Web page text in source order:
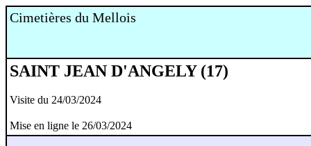
Cimetières du Mellois
SAINT JEAN D'ANGELY (17)
Visite du 24/03/2024
Mise en ligne le 26/03/2024